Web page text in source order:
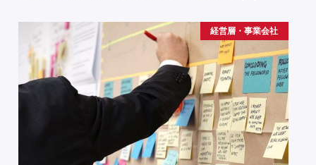
経営層・事業会社